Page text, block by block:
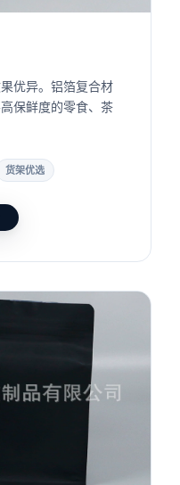
优异。铝箔复合材
保鲜度的零食、茶
货架优选